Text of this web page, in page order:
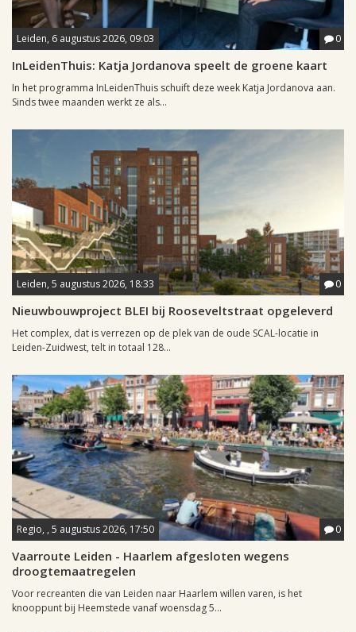
Leiden, 6 augustus 2026, 09:03 0
InLeidenThuis: Katja Jordanova speelt de groene kaart
In het programma InLeidenThuis schuift deze week Katja Jordanova aan.
Sinds twee maanden werkt ze als...
Leiden, 5 augustus 2026, 18:33 0
Nieuwbouwproject BLEI bij Rooseveltstraat opgeleverd
Het complex, dat is verrezen op de plek van de oude SCAL-locatie in
Leiden-Zuidwest, telt in totaal 128...
Regio, , 5 augustus 2026, 17:50 0
Vaarroute Leiden - Haarlem afgesloten wegens
droogtemaatregelen
Voor recreanten die van Leiden naar Haarlem willen varen, is het
knooppunt bij Heemstede vanaf woensdag 5...